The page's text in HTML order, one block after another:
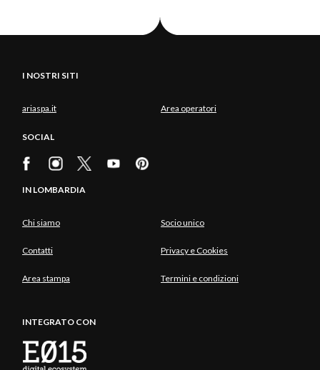
I NOSTRI SITI
ariaspa.it Area operatori
SOCIAL
IN LOMBARDIA
Chi siamo Socio unico
Contatti Privacy e Cookies
Area stampa Termini e condizioni
INTEGRATO CON